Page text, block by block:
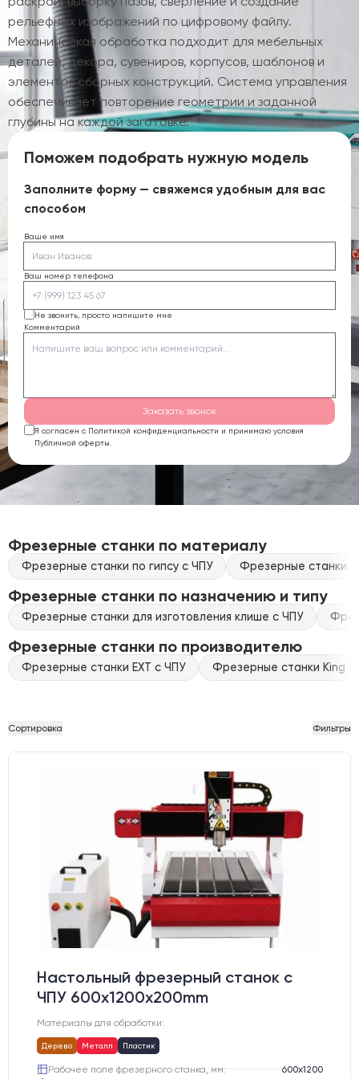
рельефных изображений по цифровому файлу.
Механическая обработка подходит для мебельных
деталей, декора, сувениров, корпусов, шаблонов и
элементов сборных конструкций. Система управления
обеспечивает повторение геометрии и заданной
глубины на каждой заготовке.
Поможем подобрать нужную модель
Заполните форму — свяжемся удобным для вас
способом
Ваше имя
Ваш номер телефона
Не звонить, просто напишите мне
Комментарий
Заказать звонок
Я согласен с Политикой конфиденциальности и принимаю условия
Публичной оферты.
Фрезерные станки по материалу
Фрезерные станки по гипсу с ЧПУ Фрезерные станки
Фрезерные станки по назначению и типу
Фрезерные станки для изготовления клише с ЧПУ
Фрезерные станки по производителю
Фрезерные станки EXT с ЧПУ Фрезерные станки King
Сортировка Фильтры
Настольный фрезерный станок с
ЧПУ 600x1200x200mm
Материалы для обработки:
Дерево Металл Пластик
Рабочее поле фрезерного станка, мм:
600х1200